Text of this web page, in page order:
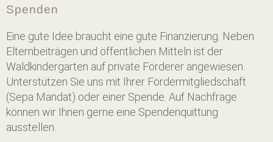
Spenden
Eine gute Idee braucht eine gute Finanzierung. Neben
Elternbeiträgen und öffentlichen Mitteln ist der
Waldkindergarten auf private Förderer angewiesen.
Unterstützen Sie uns mit Ihrer Fördermitgliedschaft
(Sepa Mandat) oder einer Spende. Auf Nachfrage
können wir Ihnen gerne eine Spendenquittung
ausstellen.